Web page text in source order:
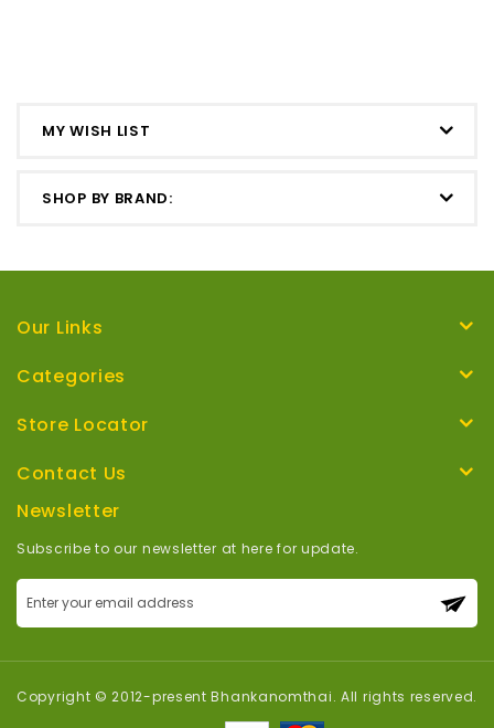
MY WISH LIST
SHOP BY BRAND:
Our Links
Categories
Store Locator
Contact Us
Newsletter
Subscribe to our newsletter at here for update.
Newsletter:
Copyright © 2012-present Bhankanomthai. All rights reserved.